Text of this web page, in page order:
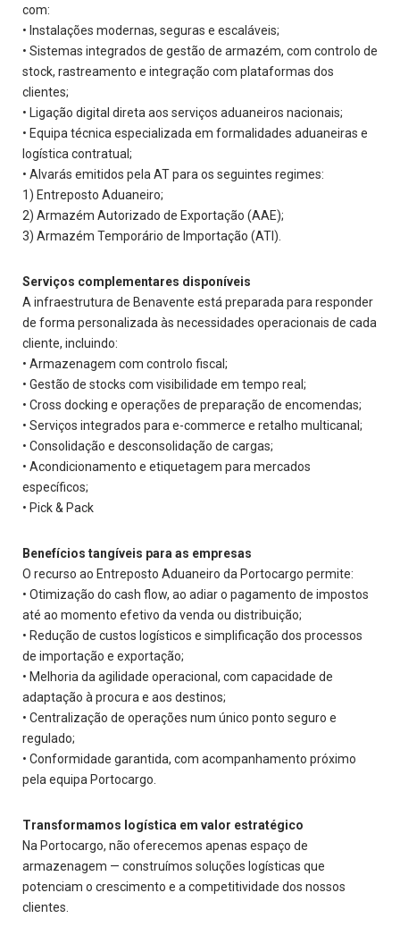
com:
• Instalações modernas, seguras e escaláveis;
• Sistemas integrados de gestão de armazém, com controlo de
stock, rastreamento e integração com plataformas dos
clientes;
• Ligação digital direta aos serviços aduaneiros nacionais;
• Equipa técnica especializada em formalidades aduaneiras e
logística contratual;
• Alvarás emitidos pela AT para os seguintes regimes:
1) Entreposto Aduaneiro;
2) Armazém Autorizado de Exportação (AAE);
3) Armazém Temporário de Importação (ATI).
Serviços complementares disponíveis
A infraestrutura de Benavente está preparada para responder
de forma personalizada às necessidades operacionais de cada
cliente, incluindo:
• Armazenagem com controlo fiscal;
• Gestão de stocks com visibilidade em tempo real;
• Cross docking e operações de preparação de encomendas;
• Serviços integrados para e-commerce e retalho multicanal;
• Consolidação e desconsolidação de cargas;
• Acondicionamento e etiquetagem para mercados
específicos;
• Pick & Pack
Benefícios tangíveis para as empresas
O recurso ao Entreposto Aduaneiro da Portocargo permite:
• Otimização do cash flow, ao adiar o pagamento de impostos
até ao momento efetivo da venda ou distribuição;
• Redução de custos logísticos e simplificação dos processos
de importação e exportação;
• Melhoria da agilidade operacional, com capacidade de
adaptação à procura e aos destinos;
• Centralização de operações num único ponto seguro e
regulado;
• Conformidade garantida, com acompanhamento próximo
pela equipa Portocargo.
Transformamos logística em valor estratégico
Na Portocargo, não oferecemos apenas espaço de
armazenagem — construímos soluções logísticas que
potenciam o crescimento e a competitividade dos nossos
clientes.